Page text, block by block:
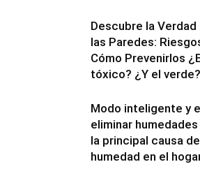
Descubre la
las Paredes:
Cómo Prevenirlos
tóxico? ¿Y el verde?
Modo inteligente y
eliminar
la principal causa
humedad en el